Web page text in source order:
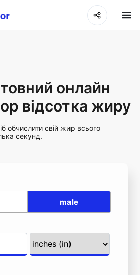
онлайн
відсотка жиру
обчислити свій жир всього
секунд.
male